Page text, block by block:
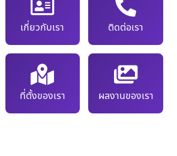
เกี่ยวกับเรา ติดต่อเรา
ที่ตั้งของเรา ผลงานของเรา